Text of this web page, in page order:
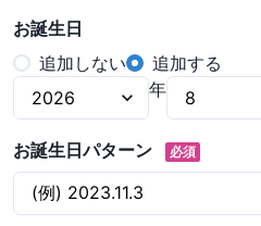
お誕生日
追加しない
追加する
年
お誕生日パターン 必須